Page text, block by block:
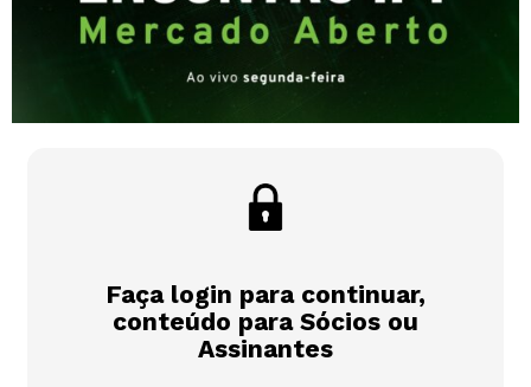
Faça login para continuar,
conteúdo para Sócios ou
Assinantes